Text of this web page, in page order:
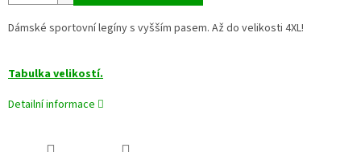
Dámské sportovní legíny s vyšším pasem. Až do velikosti 4XL!
Tabulka velikostí.
Detailní informace